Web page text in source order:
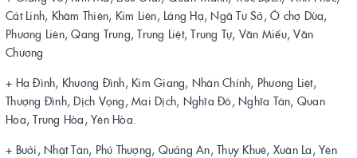
Cát Linh, Khâm Thiên, Kim Liên, Láng Hạ, Ngã Tư Sở, Ô chợ Dừa,
Phương Liên, Qang Trung, Trung Liệt, Trung Tự, Văn Miếu, Văn
Chương
+ Hạ Đình, Khương Đình, Kim Giang, Nhân Chính, Phương Liệt,
Thượng Đình, Dịch Vọng, Mai Dịch, Nghĩa Đô, Nghĩa Tân, Quan
Hoa, Trung Hòa, Yên Hòa.
+ Bưởi, Nhật Tân, Phú Thượng, Quảng An, Thụy Khuê, Xuân La, Yên